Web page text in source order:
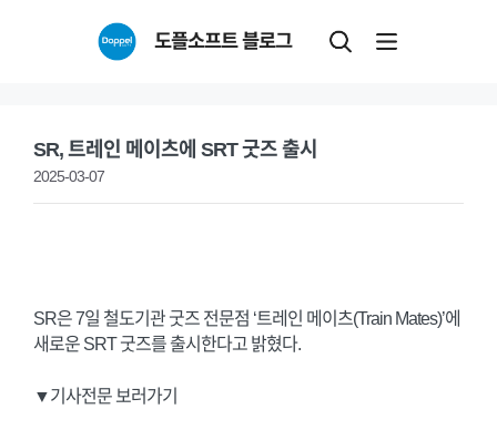
도플소프트 블로그
SR, 트레인 메이츠에 SRT 굿즈 출시
2025-03-07
SR은 7일 철도기관 굿즈 전문점 ‘트레인 메이츠(Train Mates)’에
새로운 SRT 굿즈를 출시한다고 밝혔다.
▼기사전문 보러가기